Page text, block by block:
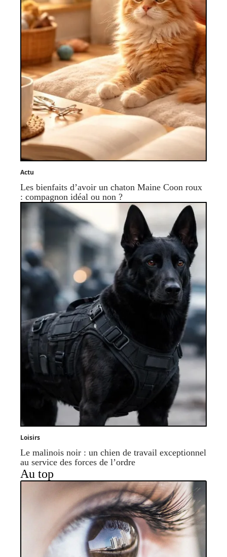
Actu
Les bienfaits d’avoir un chaton Maine Coon roux
: compagnon idéal ou non ?
Loisirs
Le malinois noir : un chien de travail exceptionnel
au service des forces de l’ordre
Au top